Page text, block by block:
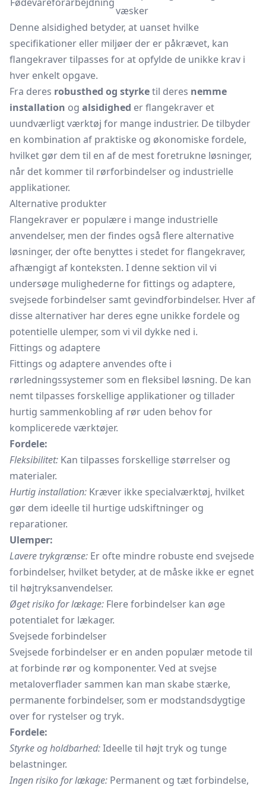
væsker
Denne alsidighed betyder, at uanset hvilke
specifikationer eller miljøer der er påkrævet, kan
flangekraver tilpasses for at opfylde de unikke krav i
hver enkelt opgave.
Fra deres robusthed og styrketil deres nemme
installation og alsidighed er flangekraver et
uundværligt værktøj for mange industrier. De tilbyder
en kombination af praktiske og økonomiske fordele,
hvilket gør dem til en af de mest foretrukne løsninger,
når det kommer til rørforbindelser og industrielle
applikationer.
Alternative produkter
Flangekraver er populære i mange industrielle
anvendelser, men der findes også flere alternative
løsninger, der ofte benyttes i stedet for flangekraver,
afhængigt af konteksten. I denne sektion vil vi
undersøge mulighederne for fittings og adaptere,
svejsede forbindelser samt gevindforbindelser. Hver af
disse alternativer har deres egne unikke fordele og
potentielle ulemper, som vi vil dykke ned i.
Fittings og adaptere
Fittings og adaptere anvendes ofte i
rørledningssystemer som en fleksibel løsning. De kan
nemt tilpasses forskellige applikationer og tillader
hurtig sammenkobling af rør uden behov for
komplicerede værktøjer.
Fordele:
Fleksibilitet: Kan tilpasses forskellige størrelser og
materialer.
Hurtig installation: Kræver ikke specialværktøj, hvilket
gør dem ideelle til hurtige udskiftninger og
reparationer.
Ulemper:
Lavere trykgrænse: Er ofte mindre robuste end svejsede
forbindelser, hvilket betyder, at de måske ikke er egnet
til højtryksanvendelser.
Øget risiko for lækage: Flere forbindelser kan øge
potentialet for lækager.
Svejsede forbindelser
Svejsede forbindelser er en anden populær metode til
at forbinde rør og komponenter. Ved at svejse
metaloverflader sammen kan man skabe stærke,
permanente forbindelser, som er modstandsdygtige
over for rystelser og tryk.
Fordele:
Styrke og holdbarhed:Ideelle til højt tryk og tunge
belastninger.
Ingen risiko for lækage: Permanent og tæt forbindelse,